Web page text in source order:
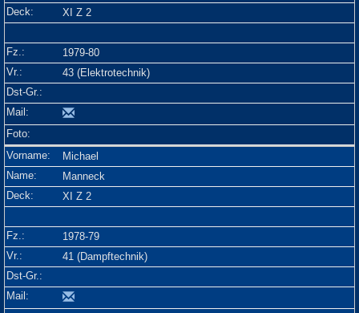
XI Z 2
1979-80
43 (Elektrotechnik)
Michael
Manneck
XI Z 2
1978-79
41 (Dampftechnik)